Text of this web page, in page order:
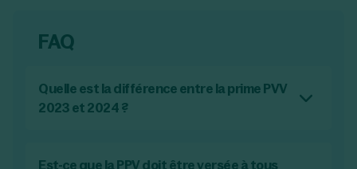
FAQ
Quelle est la différence entre la prime PVV
2023 et 2024 ?
au maximum), elle peut être placée
Est-ce que la PPV doit être versée à tous